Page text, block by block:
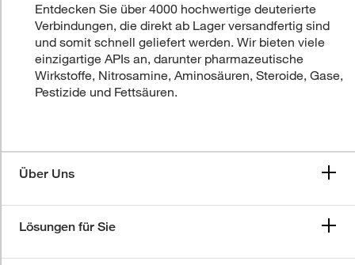
Entdecken Sie über 4000 hochwertige deuterierte
Verbindungen, die direkt ab Lager versandfertig sind
und somit schnell geliefert werden. Wir bieten viele
einzigartige APIs an, darunter pharmazeutische
Wirkstoffe, Nitrosamine, Aminosäuren, Steroide, Gase,
Pestizide und Fettsäuren.
Über Uns
Lösungen für Sie